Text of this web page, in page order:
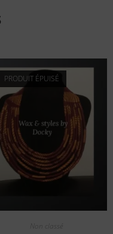
PRODUIT ÉPUISÉ
Non classé